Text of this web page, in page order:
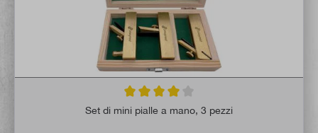
Valutazione media di 4 su 5 stelle
Set di mini pialle a mano, 3 pezzi